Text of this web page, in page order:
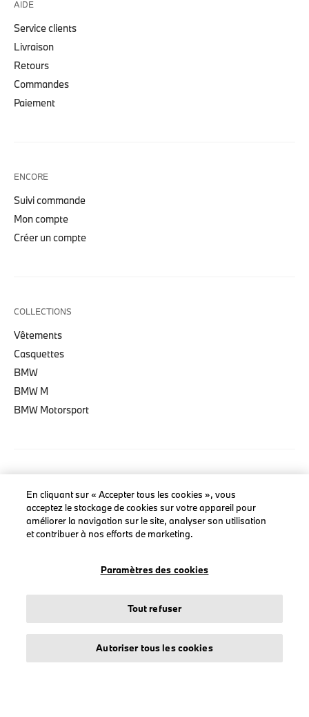
AIDE
Service clients
Livraison
Retours
Commandes
Paiement
ENCORE
Suivi commande
Mon compte
Créer un compte
COLLECTIONS
Vêtements
Casquettes
BMW
BMW M
BMW Motorsport
À propos de stichd
Crédits et mentions légales
© stichd sportmerchandising B.V. Reg. No. 63490757
Mentions légales
Protection des données
En cliquant sur « Accepter tous les cookies », vous
acceptez le stockage de cookies sur votre appareil pour
améliorer la navigation sur le site, analyser son utilisation
et contribuer à nos efforts de marketing.
Paramètres des cookies
Tout refuser
Autoriser tous les cookies